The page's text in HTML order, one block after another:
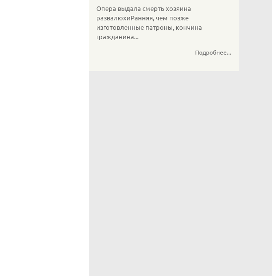
Опера выдала смерть хозяина
развалюхиРанняя, чем позже
изготовленные патроны, кончина
гражданина...
Подробнее...